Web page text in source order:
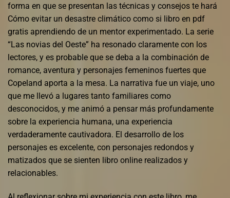
forma en que se presentan las técnicas y consejos te hará
Cómo evitar un desastre climático como si libro en pdf
gratis aprendiendo de un mentor experimentado. La serie
“Las novias del Oeste” ha resonado claramente con los
lectores, y es probable que se deba a la combinación de
romance, aventura y personajes femeninos fuertes que
Copeland aporta a la mesa. La narrativa fue un viaje, uno
que me llevó a lugares tanto familiares como
desconocidos, y me animó a pensar más profundamente
sobre la experiencia humana, una experiencia
verdaderamente cautivadora. El desarrollo de los
personajes es excelente, con personajes redondos y
matizados que se sienten libro online​ realizados y
relacionables.